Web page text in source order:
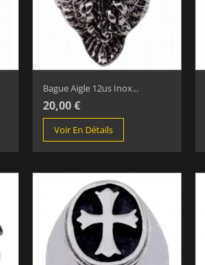
Bague Aigle 12us Inox...
20,00 €
Voir En Détails